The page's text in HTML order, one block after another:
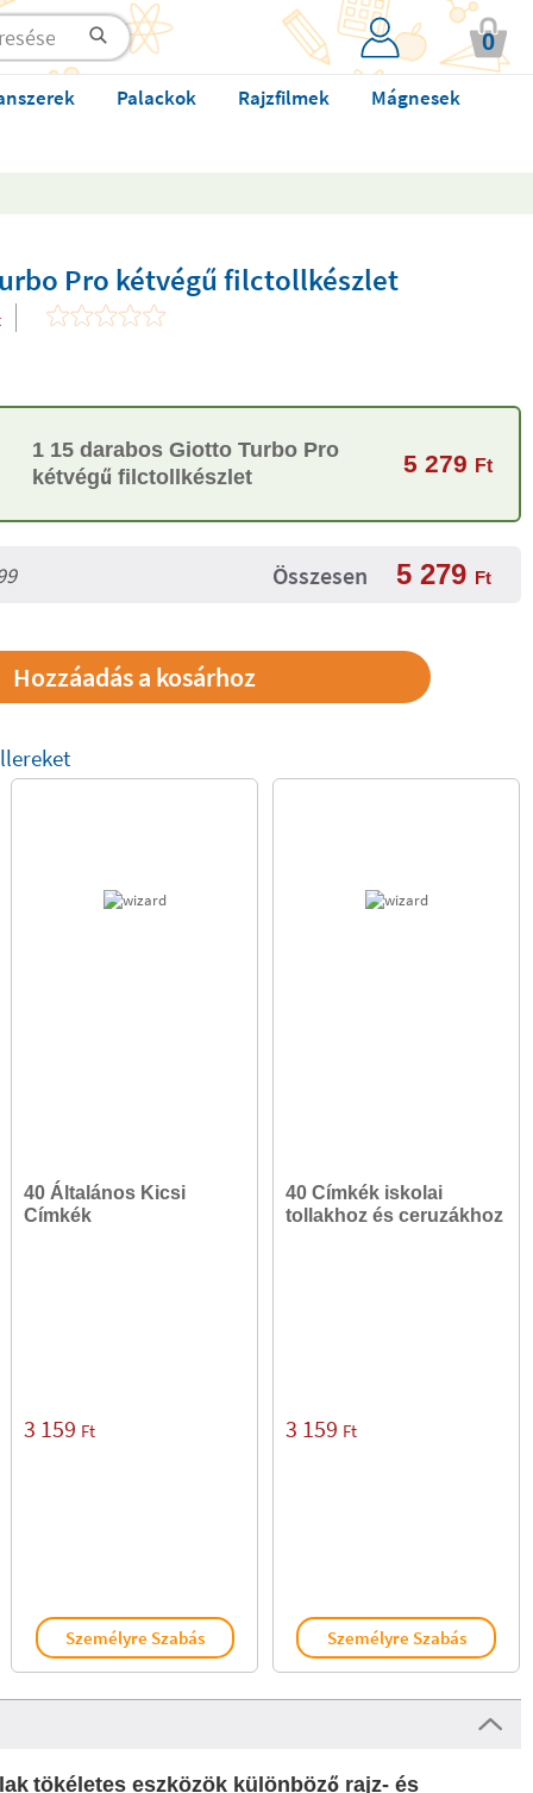
0
Palackok Rajzfilmek
Mágnesek
Pro kétvégű filctollkészlet
1 15 darabos Giotto Turbo Pro
kétvégű filctollkészlet
5 279 Ft
Összesen 5 279 Ft
40 Általános Kicsi
Címkék
3 159 Ft
Személyre Szabás
40 Címkék iskolai
tollakhoz és ceruzákhoz
3 159 Ft
Személyre Szabás
tökéletes eszközök különböző rajz- és